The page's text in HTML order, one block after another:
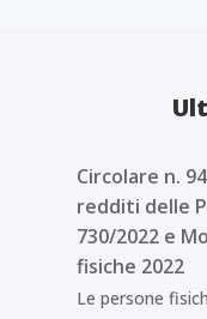
Circolare n.
redditi delle
730/2022 e
fisiche 2022
Le persone